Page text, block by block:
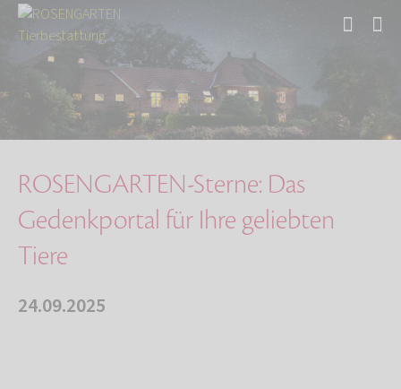
Über uns
Aktuelles
ROSENGARTEN-Sterne: Das Gedenkportal für Ihre…
ROSENGARTEN-Sterne: Das
Gedenkportal für Ihre geliebten
Tiere
24.09.2025